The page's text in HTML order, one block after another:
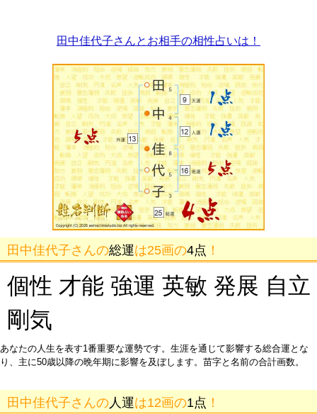
田中佳代子さんとお相手の相性占いは！
田中佳代子さんの総運は25画の4点 ！
個性 才能 強運 英敏 発展 自立
剛気
あなたの人生を表す1番重要な運勢です。生涯を通じて影響する総合運とな
り、主に50歳以降の晩年期に影響を及ぼします。苗字と名前の合計画数。
田中佳代子さんの 人運は12画の1点 ！